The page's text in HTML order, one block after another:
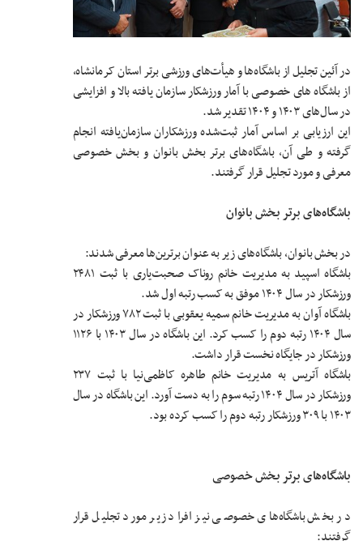
در آئین تجلیل از باشگاه‌ها و هیأت‌های ورزشی برتر استان کرمانشاه،
از باشگاه های خصوصی با آمار ورزشکار سازمان یافته بالا و افزایشی
در سال‌های ۱۴۰۳ و ۱۴۰۴ تقدیر شد.
این ارزیابی بر اساس آمار ثبت‌شده ورزشکاران سازمان‌یافته انجام
گرفته و طی آن، باشگاه‌های برتر بخش بانوان و بخش خصوصی
معرفی و مورد تجلیل قرار گرفتند.
باشگاه‌های برتر بخش بانوان
در بخش بانوان، باشگاه‌های زیر به عنوان برترین‌ها معرفی شدند:
باشگاه اسپید به مدیریت خانم روناک صحبت‌یاری با ثبت ۲۴۸۱
ورزشکار در سال ۱۴۰۴ موفق به کسب رتبه اول شد.
باشگاه آوان به مدیریت خانم سمیه یعقوبی با ثبت ۷۸۲ ورزشکار در
سال ۱۴۰۴ رتبه دوم را کسب کرد. این باشگاه در سال ۱۴۰۳ با ۱۱۲۶
ورزشکار در جایگاه نخست قرار داشت.
باشگاه آتریس به مدیریت خانم طاهره کاظمی‌نیا با ثبت ۲۳۷
ورزشکار در سال ۱۴۰۴ رتبه سوم را به دست آورد. این باشگاه در سال
۱۴۰۳ با ۳۰۹ ورزشکار رتبه دوم را کسب کرده بود.
باشگاه‌های برتر بخش خصوصی
در بخش باشگاه‌های خصوصی نیز افراد زیر مورد تجلیل قرار